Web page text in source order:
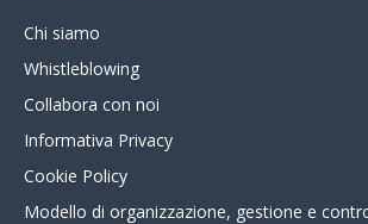
Chi siamo
Whistleblowing
Collabora con noi
Informativa Privacy
Cookie Policy
Modello di organizzazione, gestione e